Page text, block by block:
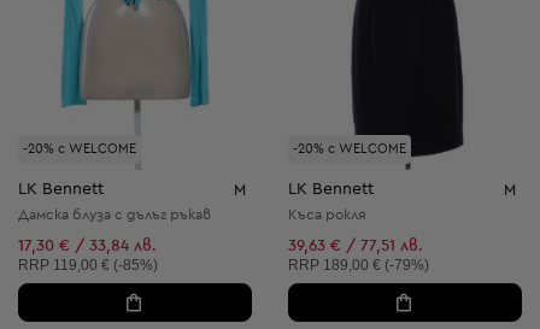
-20% с WELCOME
LK Bennett M
Дамска блуза с дълъг ръкав
17,30 € / 33,84 лв.
Препоръчителна цена:
RRP 119,00 € (-85%)
-20% с WELCOME
LK Bennett M
Къса рокля
39,63 € / 77,51 лв.
Препоръчителна цена:
RRP 189,00 € (-79%)